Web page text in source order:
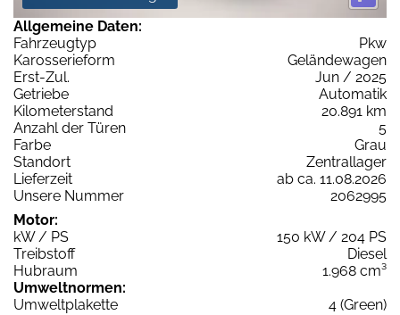
Allgemeine Daten:
Fahrzeugtyp
Pkw
Karosserieform
Geländewagen
Erst-Zul.
Jun / 2025
Getriebe
Automatik
Kilometerstand
20.891 km
Anzahl der Türen
5
Farbe
Grau
Standort
Zentrallager
Lieferzeit
ab ca. 11.08.2026
Unsere Nummer
2062995
Motor:
kW / PS
150 kW / 204 PS
Treibstoff
Diesel
Hubraum
1.968 cm³
Umweltnormen:
Umweltplakette
4 (Green)